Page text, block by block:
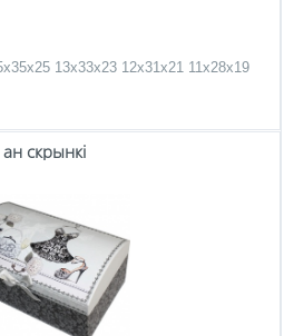
13x33x23 12x31x21 11x28x19
ан скрынкі